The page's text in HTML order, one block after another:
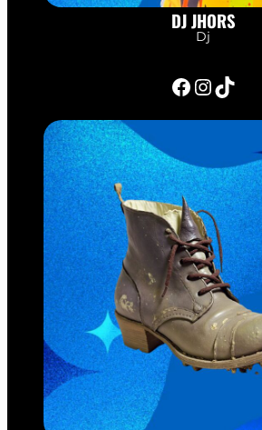
DJ JHORS
Dj
Facebook InstagramTikTok